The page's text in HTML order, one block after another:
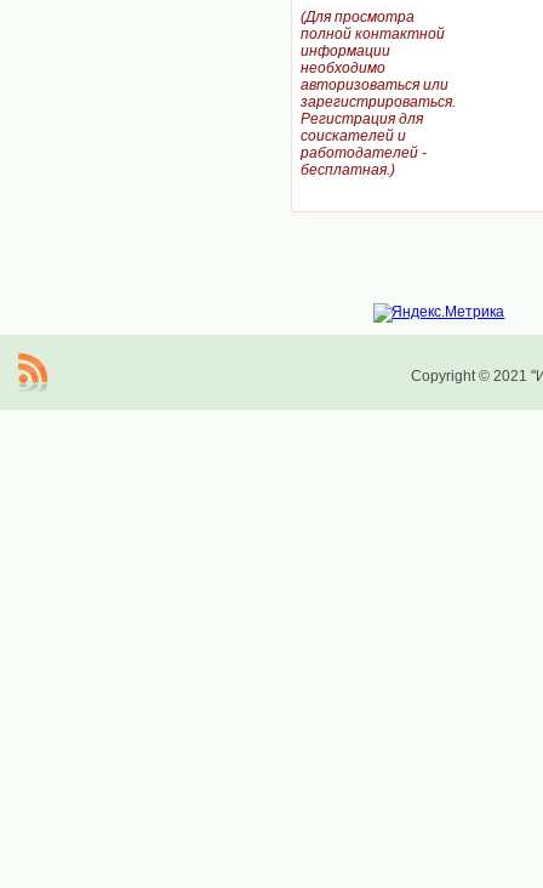
(Для просмотра
полной контактной
информации
необходимо
авторизоваться или
зарегистрироваться.
Регистрация для
соискателей и
работодателей -
бесплатная.)
Copyright © 2021